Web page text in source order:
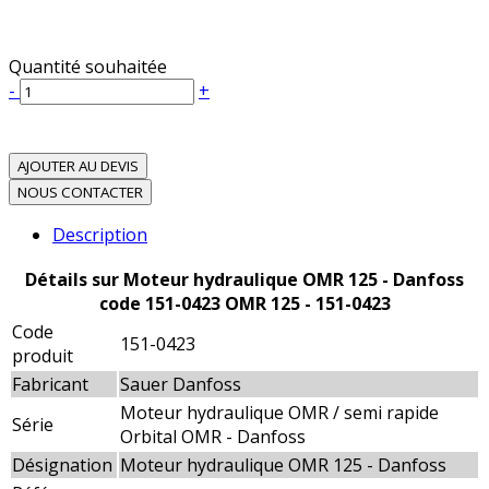
Quantité souhaitée
-
+
AJOUTER AU DEVIS
NOUS CONTACTER
Description
Détails sur Moteur hydraulique OMR 125 - Danfoss
code 151-0423 OMR 125 - 151-0423
Code
produit
151-0423
Fabricant
Sauer Danfoss
Série
Moteur hydraulique OMR / semi rapide
Orbital OMR - Danfoss
Désignation Moteur hydraulique OMR 125 - Danfoss